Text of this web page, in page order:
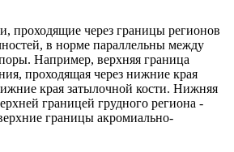
проходящие через границы регионов
в норме параллельны между
Например, верхняя граница
проходящая через нижние края
края затылочной кости. Нижняя
границей грудного региона -
границы акромиально-